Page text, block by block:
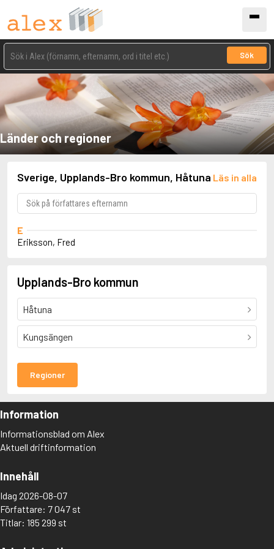
Sök
Länder och regioner
Sverige, Upplands-Bro kommun, Håtuna Läs in alla
E
Eriksson, Fred
Upplands-Bro kommun
Håtuna
Kungsängen
Regioner
Information
Informationsblad om Alex
Aktuell driftinformation
Innehåll
Idag 2026-08-07
Författare: 7 047 st
Titlar: 185 299 st